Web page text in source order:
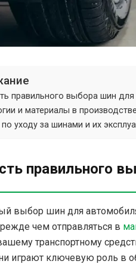
правильного выбора шин
и материалы в
уходу за шинами и их
правильного
выбор шин для
чем отправляться в
транспортному
играют ключевую роль в